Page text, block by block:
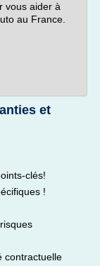
vous aider à
au France.
et
clés!
!
contractuelle